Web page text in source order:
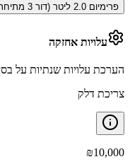
פרימיום 2.0 ליטר (דור 3 מתיחת פנים)
עלויות אחזקה
הערכת עלויות שנתיות על בסיס 15,000 ק״מ
צריכת דלק
₪10,000